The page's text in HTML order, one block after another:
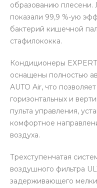
образованию плесени.
показали 99,9 %-ую
бактерий кишечной
стафилококка.
Кондиционеры
оснащены полностью
AUTO Air, что
горизонтальных и
пульта управления,
комфортное
воздуха.
Трехступенчатая
воздушного фильтра
задерживающего